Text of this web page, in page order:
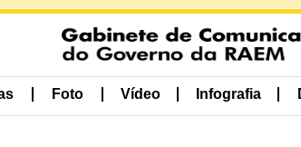
Foto Vídeo Infografia